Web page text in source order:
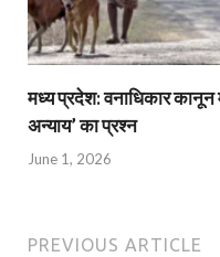
मध्य प्रदेश: वनाधिकार कानून
अन्याय’ का प्रश्न
June 1, 2026
PREVIOUS ARTICLE